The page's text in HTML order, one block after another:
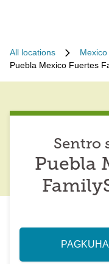
All locations Mexico
Puebla Mexico Fuertes
Sentro
Puebla